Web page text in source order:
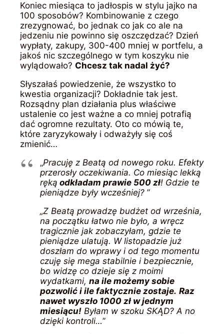
Koniec miesiąca to jadłospis w stylu jajko na
100 sposobów? Kombinowanie z czego
zrezygnować, bo jednak co jak co ale na
jedzeniu nie powinno się oszczędzać? Dzień
wypłaty, zakupy, 300-400 mniej w portfelu, a
jakoś nic szczególnego w tym koszyku nie
wylądowało? Chcesz tak nadal żyć?
Słyszałaś powiedzenie, że wszystko to
kwestia organizacji? Dokładnie tak jest.
Rozsądny plan działania plus właściwe
ustalenie co jest ważne a co mniej potrafią
dać ogromne rezultaty. Oto co mówią te,
które zaryzykowały i odważyły się coś
zmienić…
„Pracuję z Beatą od nowego roku. Efekty
przerosły oczekiwania. Co miesiąc lekką
ręką odkładam prawie 500 zł! Gdzie te
pieniądze były wcześniej? ”
„Z Beatą prowadzę budżet od września,
na początku łatwo nie było, a wręcz
tragicznie jak zobaczyłam, gdzie te
pieniądze ulatują. W listopadzie już
doszłam do wprawy i od tego momentu
czuję się mega stabilnie i bezpiecznie,
bo widzę co dzieje się z moimi
wydatkami, na ile możemy sobie
pozwolić i ile faktycznie zostaje. Raz
nawet wyszło 1000 zł w jednym
miesiącu! Byłam w szoku SKĄD? A no
dzięki kontroli…”